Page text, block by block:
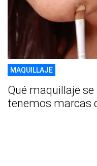
MAQUILLAJE
Qué maquillaje
tenemos marcas